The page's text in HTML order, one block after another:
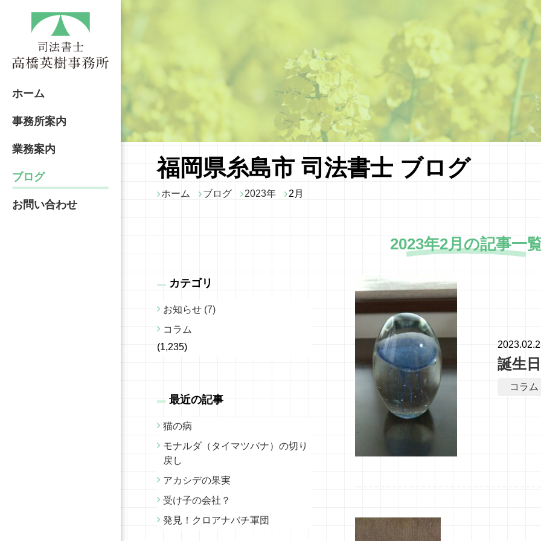
ホーム
事務所案内
業務案内
ブログ
お問い合わせ
福岡県糸島市 司法書士 ブログ
ホーム ブログ 2023年 2月
2023年2月の記事一
誕生日
コラム
カテゴリ
お知らせ (7)
コラム
(1,235)
最近の記事
猫の病
モナルダ（タイマツバナ）の切り
戻し
アカシデの果実
受け子の会社？
発見！クロアナバチ軍団